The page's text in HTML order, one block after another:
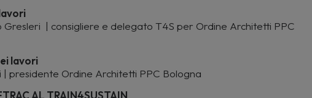
Gresleri | consigliere e delegato T4S per Ordine Architetti PPC
lavori
| presidente Ordine Architetti PPC Bologna
AL TRAIN4SUSTAIN